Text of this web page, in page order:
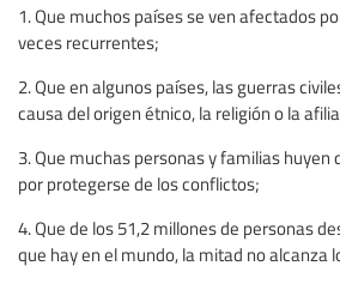
1. Que muchos países se ven afectados
veces recurrentes;
2. Que en algunos países, las guerras
causa del origen étnico, la religión o la
3. Que muchas personas y familias huyen
por protegerse de los conflictos;
4. Que de los 51,2 millones de personas
que hay en el mundo, la mitad no alcanza